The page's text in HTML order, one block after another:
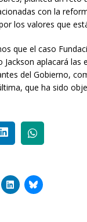
con la
los valores que
que el caso
Jackson aplacará
del Gobierno,
que ha sido